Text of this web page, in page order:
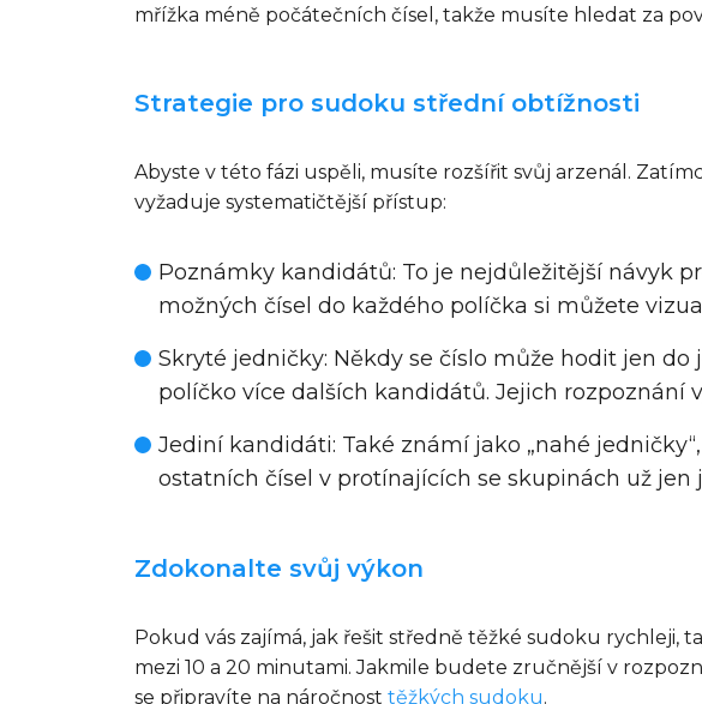
mřížka méně počátečních čísel, takže musíte hledat za
Strategie pro sudoku střední obtížnosti
Abyste v této fázi uspěli, musíte rozšířit svůj arzenál.
vyžaduje systematičtější přístup:
Poznámky kandidátů: To je nejdůležitější návyk
možných čísel do každého políčka si můžete
Skryté jedničky: Někdy se číslo může hodit jen
políčko více dalších kandidátů. Jejich rozpoznání
Jediní kandidáti: Také známí jako „nahé
ostatních čísel v protínajících se skupinách už
Zdokonalte svůj výkon
Pokud vás zajímá, jak řešit středně těžké sudoku rychleji,
mezi 10 a 20 minutami. Jakmile budete zručnější v
se připravíte na náročnost těžkých sudoku.